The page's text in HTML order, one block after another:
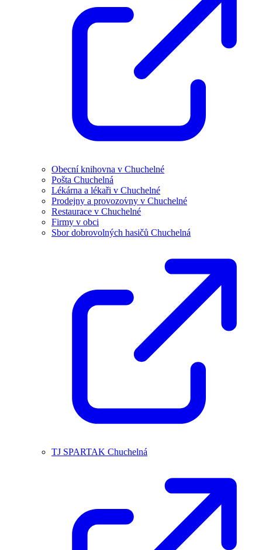
Obecní knihovna v Chuchelné
Pošta Chuchelná
Lékárna a lékaři v Chuchelné
Prodejny a provozovny v Chuchelné
Restaurace v Chuchelné
Firmy v obci
Sbor dobrovolných hasičů Chuchelná
TJ SPARTAK Chuchelná